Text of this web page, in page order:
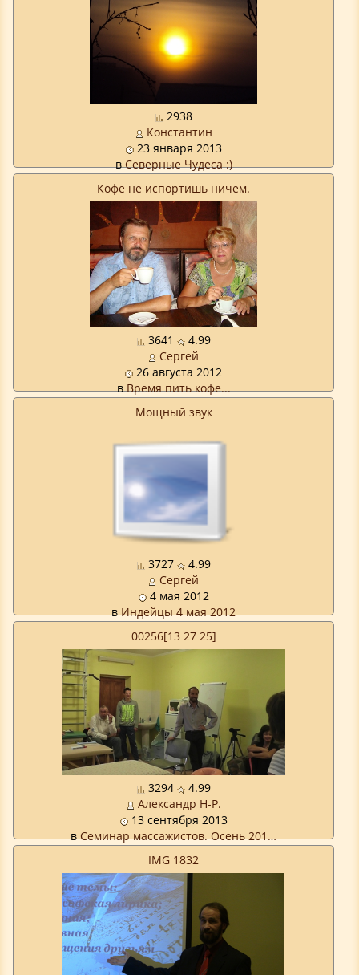
2938
Константин
23 января 2013
вСеверные Чудеса :)
Кофе не испортишь ничем.
3641
4.99
Сергей
26 августа 2012
вВремя пить кофе...
Мощный звук
3727
4.99
Сергей
4 мая 2012
вИндейцы 4 мая 2012
00256[13 27 25]
3294
4.99
Александр Н-Р.
13 сентября 2013
вСеминар массажистов. Осень 201…
IMG 1832